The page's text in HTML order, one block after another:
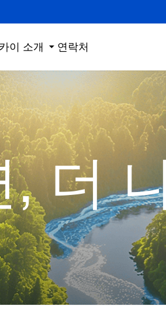
이 소개 연락처
, 더